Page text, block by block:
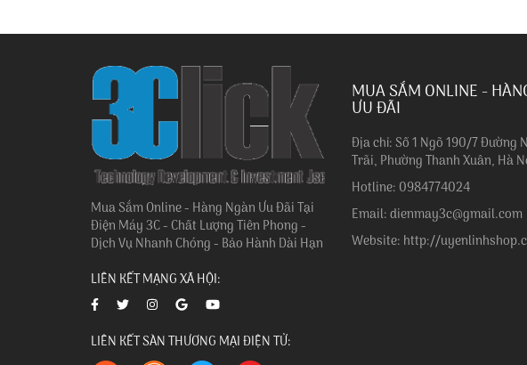
Mua Sắm Online - Hàng Ngàn Ưu Đãi Tại
Điện Máy 3C - Chất Lượng Tiên Phong -
Dịch Vụ Nhanh Chóng - Bảo Hành Dài Hạn
LIÊN KẾT MẠNG XÃ HỘI:
LIÊN KẾT SÀN THƯƠNG MẠI ĐIỆN TỬ:
MUA SẮM ONLINE -
ƯU ĐÃI
Địa chỉ: Số 1 Ngõ 190/7 Đường
Trãi, Phường Thanh Xuân, Hà
Hotline: 0984774024
Email: dienmay3c@gmail.com
Website: http://